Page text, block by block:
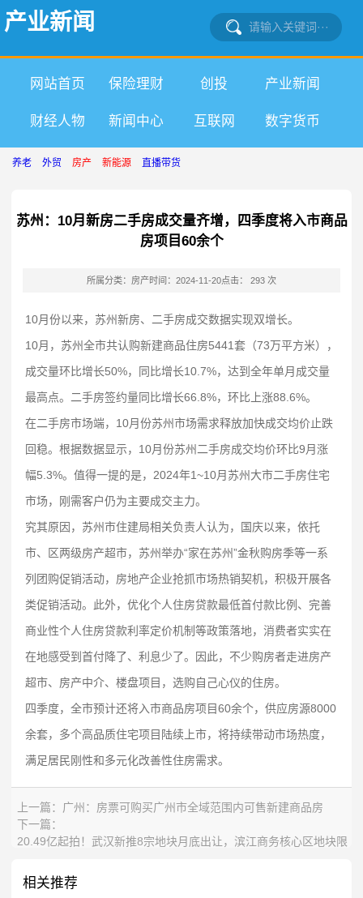
产业新闻
网站首页 保险理财 创投 产业新闻
财经人物 新闻中心 互联网 数字货币
养老 外贸 房产 新能源 直播带货
苏州：10月新房二手房成交量齐增，四季度将入市商品
房项目60余个
所属分类：房产时间：2024-11-20点击： 293 次
10月份以来，苏州新房、二手房成交数据实现双增长。
10月，苏州全市共认购新建商品住房5441套（73万平方米），
成交量环比增长50%，同比增长10.7%，达到全年单月成交量
最高点。二手房签约量同比增长66.8%，环比上涨88.6%。
在二手房市场端，10月份苏州市场需求释放加快成交均价止跌
回稳。根据数据显示，10月份苏州二手房成交均价环比9月涨
幅5.3%。值得一提的是，2024年1~10月苏州大市二手房住宅
市场，刚需客户仍为主要成交主力。
究其原因，苏州市住建局相关负责人认为，国庆以来，依托
市、区两级房产超市，苏州举办“家在苏州”金秋购房季等一系
列团购促销活动，房地产企业抢抓市场热销契机，积极开展各
类促销活动。此外，优化个人住房贷款最低首付款比例、完善
商业性个人住房贷款利率定价机制等政策落地，消费者实实在
在地感受到首付降了、利息少了。因此，不少购房者走进房产
超市、房产中介、楼盘项目，选购自己心仪的住房。
四季度，全市预计还将入市商品房项目60余个，供应房源8000
余套，多个高品质住宅项目陆续上市，将持续带动市场热度，
满足居民刚性和多元化改善性住房需求。
上一篇： 广州：房票可购买广州市全域范围内可售新建商品房
下一篇：
20.49亿起拍！武汉新推8宗地块月底出让，滨江商务核心区地块限
相关推荐